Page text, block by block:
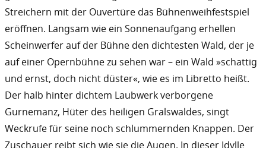
Streichern mit der Ouvertüre das Bühnenweihfestspiel
eröffnen. Langsam wie ein Sonnenaufgang erhellen
Scheinwerfer auf der Bühne den dichtesten Wald, der je
auf einer Opernbühne zu sehen war – ein Wald »schattig
und ernst, doch nicht düster«, wie es im Libretto heißt.
Der halb hinter dichtem Laubwerk verborgene
Gurnemanz, Hüter des heiligen Gralswaldes, singt
Weckrufe für seine noch schlummernden Knappen. Der
Zuschauer reibt sich wie sie die Augen. In dieser Idylle